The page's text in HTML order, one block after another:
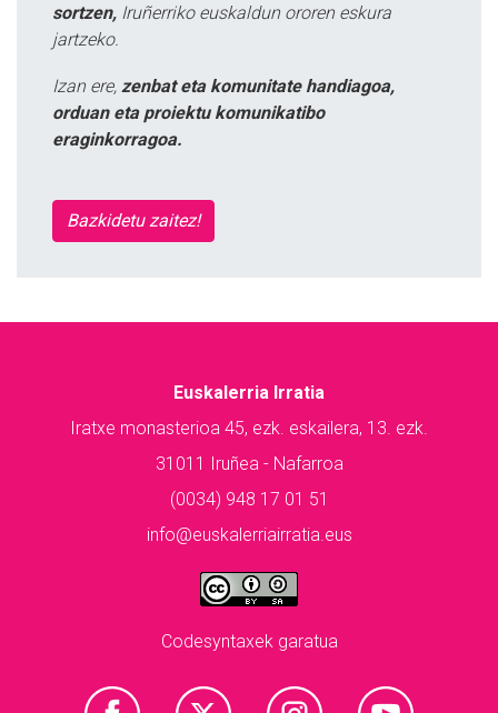
sortzen, Iruñerriko euskaldun ororen eskura
jartzeko.
Izan ere, zenbat eta komunitate handiagoa,
orduan eta proiektu komunikatibo
eraginkorragoa.
Bazkidetu zaitez!
Euskalerria Irratia
Iratxe monasterioa 45, ezk. eskailera, 13. ezk.
31011 Iruñea - Nafarroa
(0034) 948 17 01 51
info@euskalerriairratia.eus
Codesyntaxek garatua